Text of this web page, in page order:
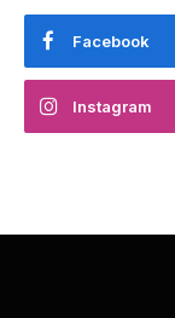
Facebook
Instagram